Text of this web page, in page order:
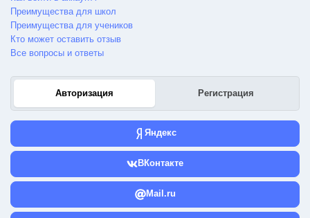
Преимущества для школ
Преимущества для учеников
Кто может оставить отзыв
Все вопросы и ответы
Авторизация Регистрация
Яндекс
ВКонтакте
Mail.ru